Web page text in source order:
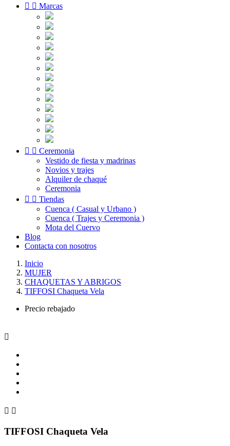
  Marcas
  Ceremonia
Vestido de fiesta y madrinas
Novios y trajes
Alquiler de chaqué
Ceremonia
  Tiendas
Cuenca ( Casual y Urbano )
Cuenca ( Trajes y Ceremonia )
Mota del Cuervo
Blog
Contacta con nosotros
Inicio
MUJER
CHAQUETAS Y ABRIGOS
TIFFOSI Chaqueta Vela
Precio rebajado

 
TIFFOSI Chaqueta Vela